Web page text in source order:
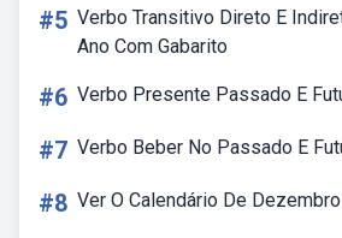
#5 Verbo Transitivo Direto E
Ano Com Gabarito
#6 Verbo Presente Passado E
#7 Verbo Beber No Passado E
#8 Ver O Calendário De